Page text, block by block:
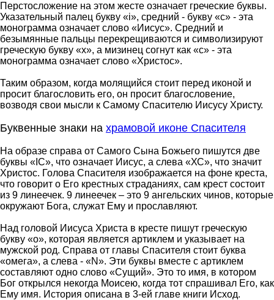
Перстосложение на этом жесте означает греческие буквы.
Указательный палец букву «i», средний - букву «с» - эта
монограмма означает слово «Иисус». Средний и
безымянные пальцы перекрещиваются и символизируют
греческую букву «х», а мизинец согнут как «с» - эта
монограмма означает слово «Христос».
Таким образом, когда молящийся стоит перед иконой и
просит благословить его, он просит благословение,
возводя свои мысли к Самому Спасителю Иисусу Христу.
Буквенные знаки на храмовой иконе Спасителя
На образе справа от Самого Сына Божьего пишутся две
буквы «IC», что означает Иисус, а слева «ХС», что значит
Христос. Голова Спасителя изображается на фоне креста,
что говорит о Его крестных страданиях, сам крест состоит
из 9 линеечек. 9 линеечек – это 9 ангельских чинов, которые
окружают Бога, служат Ему и прославляют.
Над головой Иисуса Христа в кресте пишут греческую
букву «о», которая является артиклем и указывает на
мужской род. Справа от главы Спасителя стоит буква
«омега», а слева - «N». Эти буквы вместе с артиклем
составляют одно слово «Сущий». Это то имя, в котором
Бог открылся некогда Моисею, когда тот спрашивал Его, как
Ему имя. История описана в 3-ей главе книги Исход.